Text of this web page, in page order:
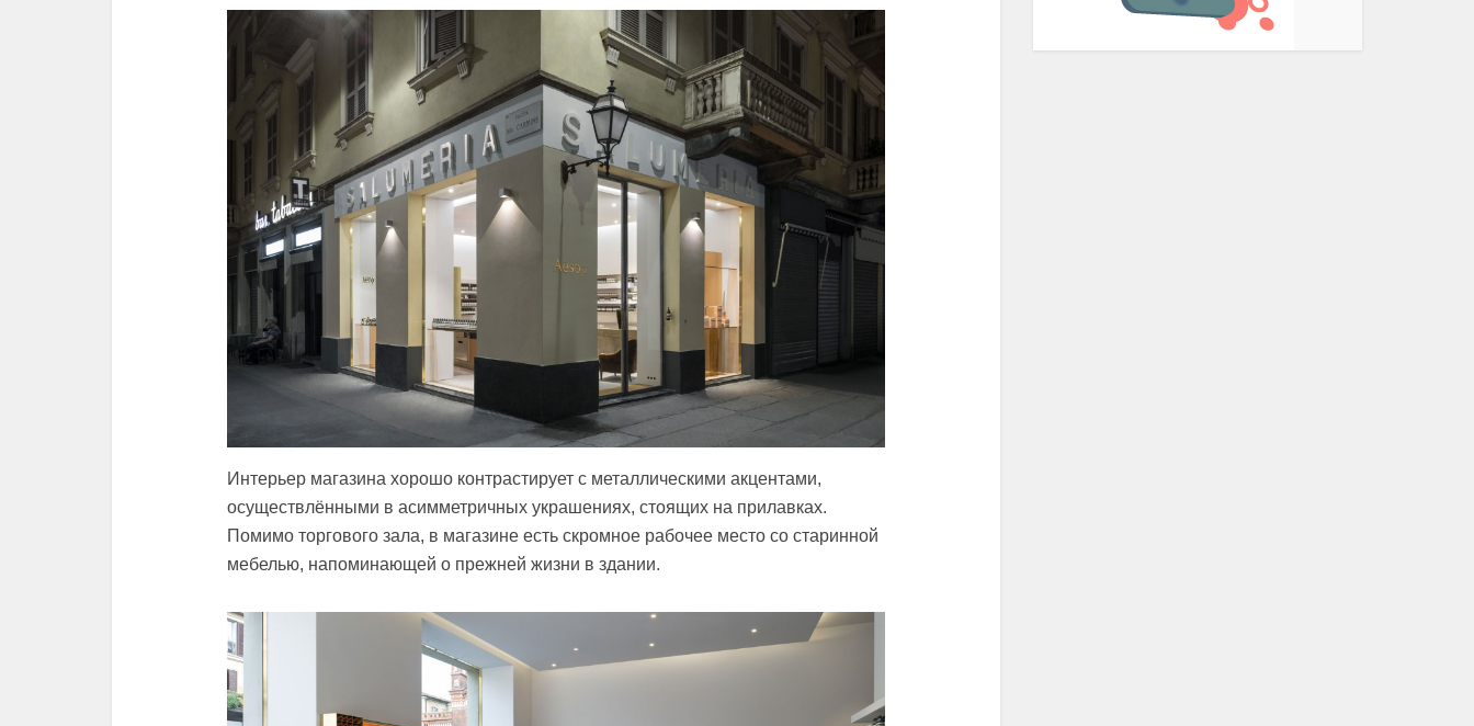
Интерьер магазина хорошо контрастирует с металлическими акцентами,
осуществлёнными в асимметричных украшениях, стоящих на прилавках.
Помимо торгового зала, в магазине есть скромное рабочее место со старинной
мебелью, напоминающей о прежней жизни в здании.